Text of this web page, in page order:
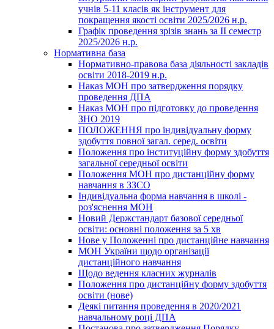
учнів 5-11 класів як інструмент для
покращення якості освіти 2025/2026 н.р.
Графік проведення зрізів знань за ІІ семестр
2025/2026 н.р.
Нормативна база
Нормативно-правова база діяльності закладів
освіти 2018-2019 н.р.
Наказ МОН про затвердження порядку
проведення ДПА
Наказ МОН про підготовку до проведення
ЗНО 2019
ПОЛОЖЕННЯ про індивідуальну форму
здобуття повної загал. серед. освіти
Положення про інституційну форму здобуття
загальної середньої освіти
Положення МОН про дистанційну форму
навчання в ЗЗСО
Індивідуальна форма навчання в школі -
роз'яснення МОН
Новий Держстандарт базової середньої
освіти: основні положення за 5 хв
Нове у Положенні про дистанційне навчання
МОН України щодо організації
дистанційного навчання
Щодо ведення класних журналів
Положення про дистанційну форму здобуття
освіти (нове)
Деякі питання проведення в 2020/2021
навчальному році ДПА